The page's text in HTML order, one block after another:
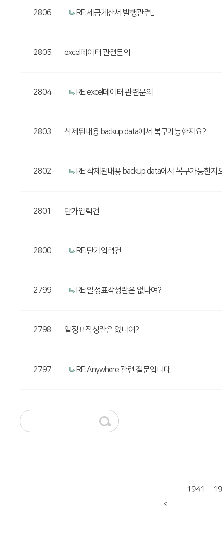
2806 RE:세금계산서 발행관련...
2805 excel데이터 관련문의
2804 RE:excel데이터 관련문의
2803 삭제된내용 backup data에서 복구가능한지요?
2802 RE:삭제된내용 backup data에서 복구가능한지
2801 단가입력건
2800 RE:단가입력건
2799 RE:일정표작성란은 없나여?
2798 일정표작성란은 없나여?
2797 RE:Anywhere 관련 질문입니다.
<
1941